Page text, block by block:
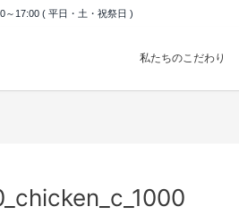
～17:00 ( 平日・土・祝祭日 )
私たちのこだわり